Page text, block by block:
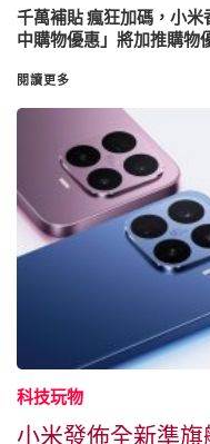
千萬補貼 瘋狂加碼，小
中購物優惠」將加推購
閱讀更多
科技玩物
小米發佈全新準旗